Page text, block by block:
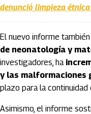
denunció limpieza
El nuevo informe
de neonatología y
investigadores, ha
y las malformaciones
plazo para la
Asimismo, el informe